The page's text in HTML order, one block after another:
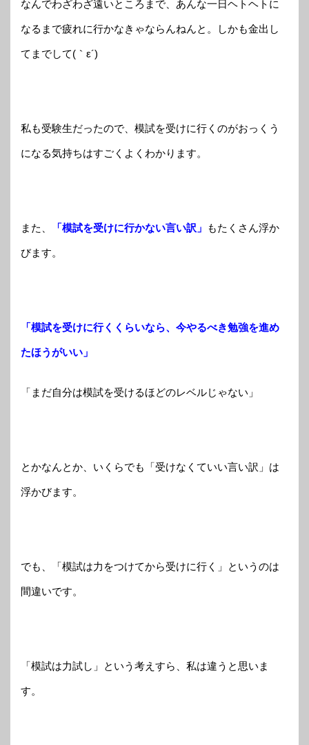
なんでわざわざ遠いところまで、あんな一日ヘトヘトに
なるまで疲れに行かなきゃならんねんと。しかも金出し
てまでして(｀ε´)
私も受験生だったので、模試を受けに行くのがおっくう
になる気持ちはすごくよくわかります。
また、 「模試を受けに行かない言い訳」 もたくさん浮か
びます。
「模試を受けに行くくらいなら、今やるべき勉強を進め
たほうがいい」
「まだ自分は模試を受けるほどのレベルじゃない」
とかなんとか、いくらでも「受けなくていい言い訳」は
浮かびます。
でも、「模試は力をつけてから受けに行く」というのは
間違いです。
「模試は力試し」という考えすら、私は違うと思いま
す。